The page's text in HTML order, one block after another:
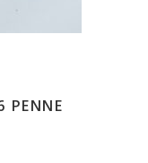
PENNE